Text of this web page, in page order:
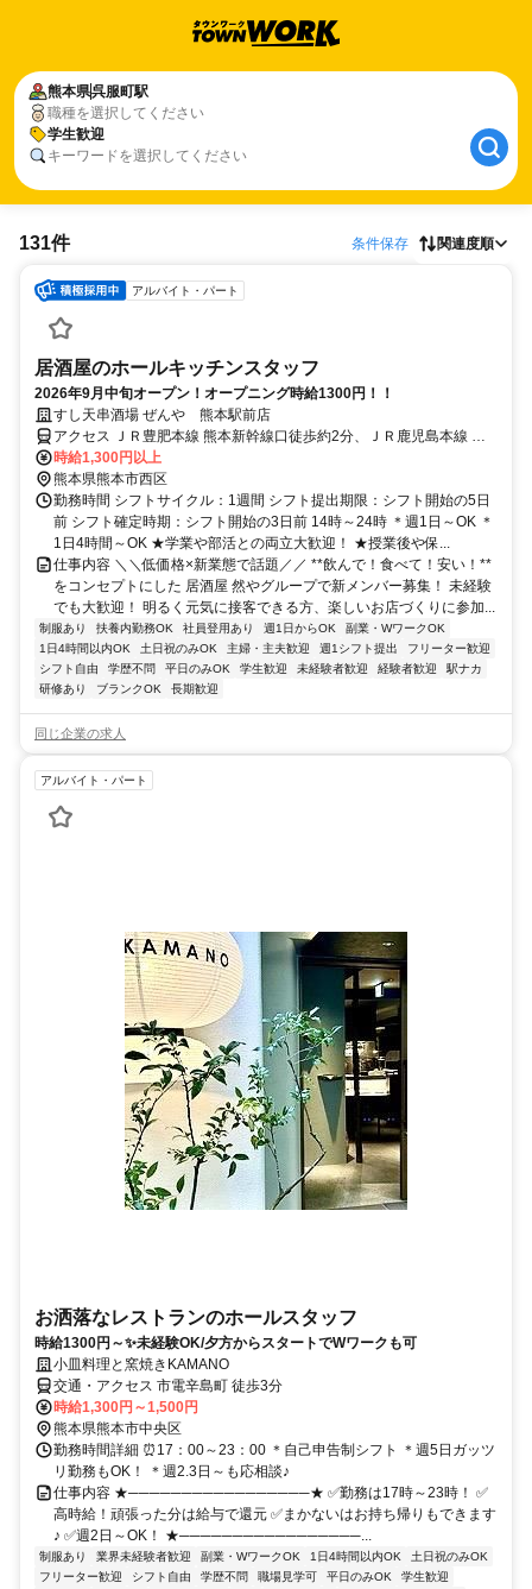
熊本県呉服町駅
職種を選択してください
学生歓迎
キーワードを選択してください
131件 条件保存 関連度順
アルバイト・パート
居酒屋のホールキッチンスタッフ
2026年9月中旬オープン！オープニング時給1300円！！
すし天串酒場 ぜんや 熊本駅前店
アクセス ＪＲ豊肥本線 熊本新幹線口徒歩約2分、ＪＲ鹿児島本線 熊
本新幹線口徒歩約2分
時給1,300円以上
熊本県熊本市西区
勤務時間 シフトサイクル：1週間 シフト提出期限：シフト開始の5日
前 シフト確定時期：シフト開始の3日前 14時～24時 ＊週1日～OK ＊
1日4時間～OK ★学業や部活との両立大歓迎！ ★授業後や保...
仕事内容 ＼＼低価格×新業態で話題／／ **飲んで！食べて！安い！**
をコンセプトにした 居酒屋 然やグループで新メンバー募集！ 未経験
でも大歓迎！ 明るく元気に接客できる方、楽しいお店づくりに参加...
制服あり 扶養内勤務OK 社員登用あり 週1日からOK
副業・WワークOK
1日4時間以内OK
土日祝のみOK 主婦・主夫歓迎 週1シフト提出
フリーター歓迎
シフト自由
学歴不問 平日のみOK 学生歓迎 未経験者歓迎 経験者歓迎
駅ナカ
研修あり
ブランクOK 長期歓迎
同じ企業の求人
アルバイト・パート
お洒落なレストランのホールスタッフ
時給1300円～✨未経験OK/夕方からスタートでWワークも可
小皿料理と窯焼きKAMANO
交通・アクセス 市電辛島町 徒歩3分
時給1,300円～1,500円
熊本県熊本市中央区
勤務時間詳細 ⏰17：00～23：00 ＊自己申告制シフト ＊週5日ガッツ
リ勤務もOK！ ＊週2.3日～も応相談♪
仕事内容 ★─────────────────★ ✅勤務は17時～23時！ ✅
高時給！頑張った分は給与で還元 ✅まかないはお持ち帰りもできます
♪ ✅週2日～OK！ ★─────────────────...
制服あり 業界未経験者歓迎 副業・WワークOK 1日4時間以内OK
土日祝のみOK
フリーター歓迎
シフト自由 学歴不問 職場見学可 平日のみOK
学生歓迎